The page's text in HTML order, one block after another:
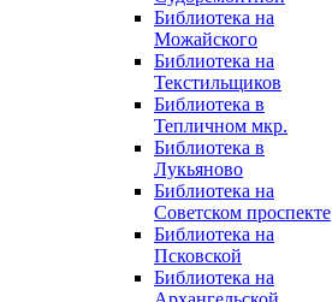
Библиотека на
Можайского
Библиотека на
Текстильщиков
Библиотека в
Тепличном мкр.
Библиотека в
Лукьяново
Библиотека на
Советском проспекте
Библиотека на
Псковской
Библиотека на